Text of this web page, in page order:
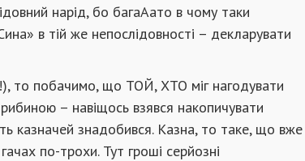
нарід, бо багаАато в чому таки
в тій же непослідовності – декларувати
то побачимо, що ТОЙ, ХТО міг нагодувати
– навіщось взявся накопичувати
казначей знадобився. Казна, то таке, що вже
по-трохи. Тут гроші серйозні